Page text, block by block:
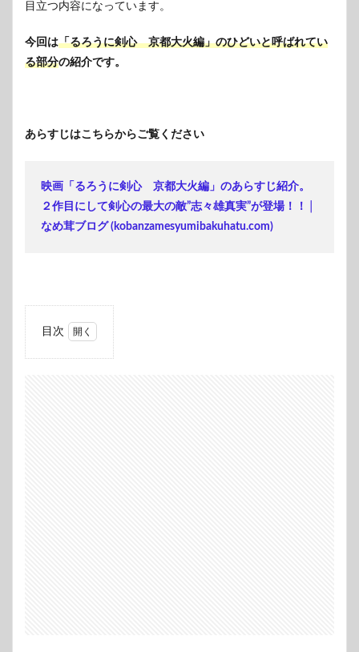
目立つ内容になっています。
今回は「るろうに剣心 京都大火編」のひどいと呼ばれてい
る部分の紹介です。
あらすじはこちらからご覧ください
映画「るろうに剣心 京都大火編」のあらすじ紹介。
２作目にして剣心の最大の敵”志々雄真実”が登場！！│
なめ茸ブログ (kobanzamesyumibakuhatu.com)
目次